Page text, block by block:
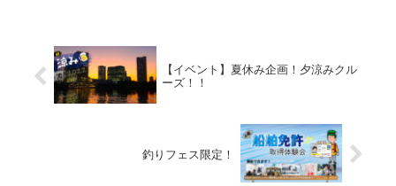
【イベント】夏休み企画！夕涼みクル
ーズ！！
釣りフェス限定！